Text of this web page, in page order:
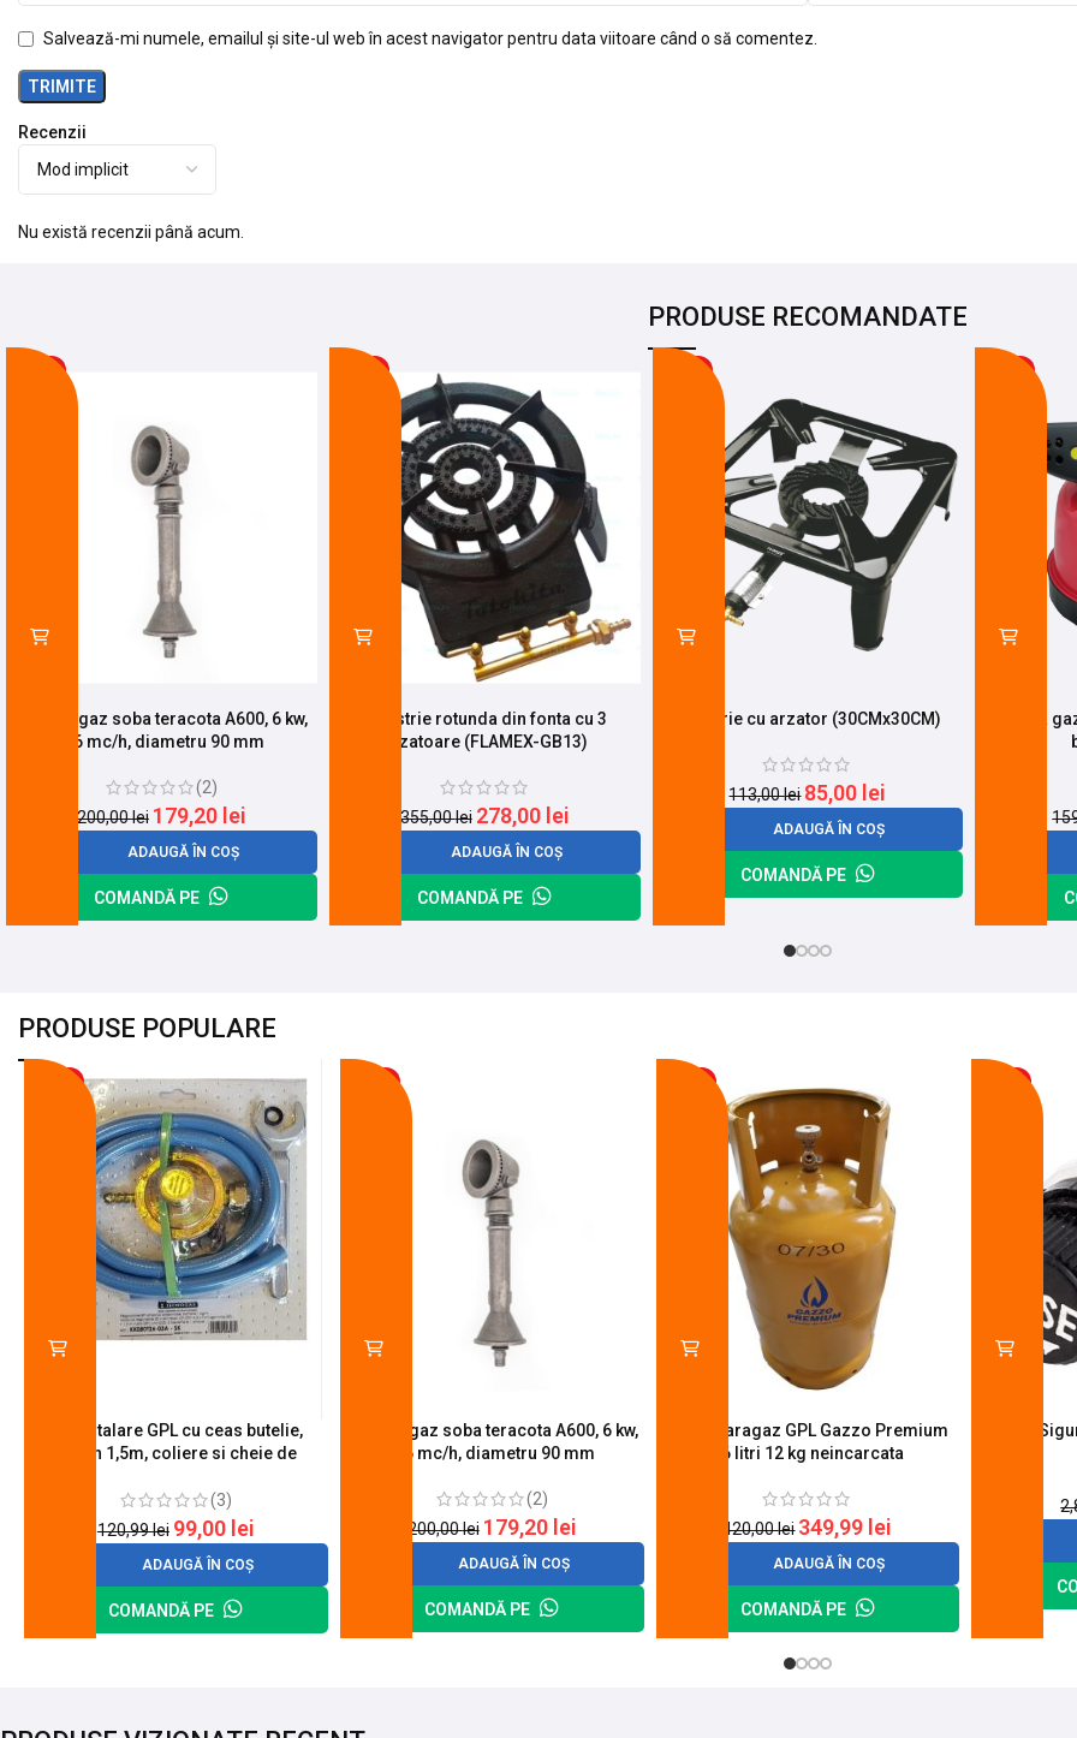
Recenzii
Nu există recenzii până acum.
Salvează-mi numele, emailul și site-ul web în acest navigator pentru data viitoare când o să comentez.
PRODUSE RECOMANDATE
Arzator gaz soba teracota A600, 6 kw,
0.6 mc/h, diametru 90 mm
(2)
200,00lei 179,20 lei
ADAUGĂ ÎN COȘ
COMANDĂ PE
Pirostrie rotunda din fonta cu 3
arzatoare (FLAMEX-GB13)
355,00lei 278,00 lei
ADAUGĂ ÎN COȘ
COMANDĂ PE
Pirostrie cu arzator (30CMx30CM)
113,00lei 85,00 lei
ADAUGĂ ÎN COȘ
COMANDĂ PE
Lampa
PRODUSE POPULARE
Kit instalare GPL cu ceas butelie,
furtun 1,5m, coliere si cheie de
(3)
120,99lei 99,00 lei
ADAUGĂ ÎN COȘ
COMANDĂ PE
Arzator gaz soba teracota A600, 6 kw,
0.6 mc/h, diametru 90 mm
(2)
200,00lei 179,20 lei
ADAUGĂ ÎN COȘ
COMANDĂ PE
Butelie aragaz GPL Gazzo Premium
26 litri 12 kg neincarcata
420,00lei 349,99 lei
ADAUGĂ ÎN COȘ
COMANDĂ PE
Suport